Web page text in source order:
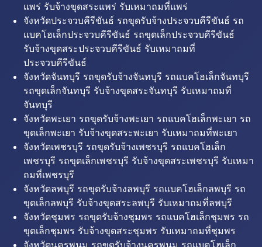
แพร่ รับจ้างขุดสระแพร่ รับเหมาถมที่แพร่
จังหวัดประจวบคีรีขันธ์ รถขุดรับจ้างประจวบคีรีขันธ์ รถ
แบคโฮเล็กประจวบคีรีขันธ์ รถขุดเล็กประจวบคีรีขันธ์
รับจ้างขุดสระประจวบคีรีขันธ์ รับเหมาถมที่
ประจวบคีรีขันธ์
จังหวัดจันทบุรี รถขุดรับจ้างจันทบุรี รถแบคโฮเล็กจันทบุรี
รถขุดเล็กจันทบุรี รับจ้างขุดสระจันทบุรี รับเหมาถมที่
จันทบุรี
จังหวัดพะเยา รถขุดรับจ้างพะเยา รถแบคโฮเล็กพะเยา รถ
ขุดเล็กพะเยา รับจ้างขุดสระพะเยา รับเหมาถมที่พะเยา
จังหวัดเพชรบุรี รถขุดรับจ้างเพชรบุรี รถแบคโฮเล็ก
เพชรบุรี รถขุดเล็กเพชรบุรี รับจ้างขุดสระเพชรบุรี รับเหมา
ถมที่เพชรบุรี
จังหวัดลพบุรี รถขุดรับจ้างลพบุรี รถแบคโฮเล็กลพบุรี รถ
ขุดเล็กลพบุรี รับจ้างขุดสระลพบุรี รับเหมาถมที่ลพบุรี
จังหวัดชุมพร รถขุดรับจ้างชุมพร รถแบคโฮเล็กชุมพร รถ
ขุดเล็กชุมพร รับจ้างขุดสระชุมพร รับเหมาถมที่ชุมพร
จังหวัดนครพนม รถขุดรับจ้างนครพนม รถแบคโฮเล็ก